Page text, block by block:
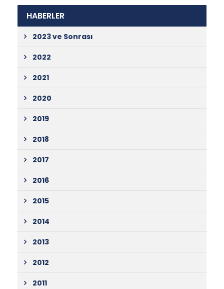
HABERLER
2023 ve Sonrası
2022
2021
2020
2019
2018
2017
2016
2015
2014
2013
2012
2011